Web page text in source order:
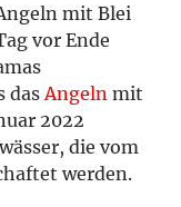
mit Blei
vor Ende
das Angeln mit
2022
die vom
werden.